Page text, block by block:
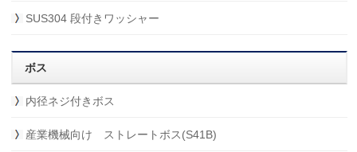
SUS304 段付きワッシャー
ボス
内径ネジ付きボス
産業機械向け ストレートボス(S41B)